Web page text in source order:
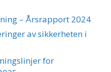
– Årsrapport 2024
av sikkerheten i
for